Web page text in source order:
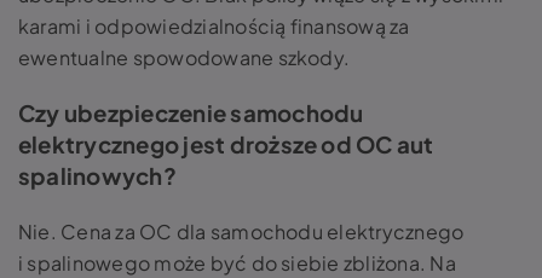
karami i odpowiedzialnością finansową za
ewentualne spowodowane szkody.
Czy ubezpieczenie samochodu
elektrycznego jest droższe od OC aut
spalinowych?
Nie. Cena za OC dla samochodu elektrycznego
i spalinowego może być do siebie zbliżona. Na